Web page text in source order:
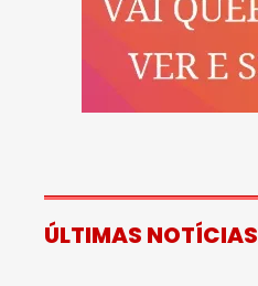
ÚLTIMAS NOTÍCIAS